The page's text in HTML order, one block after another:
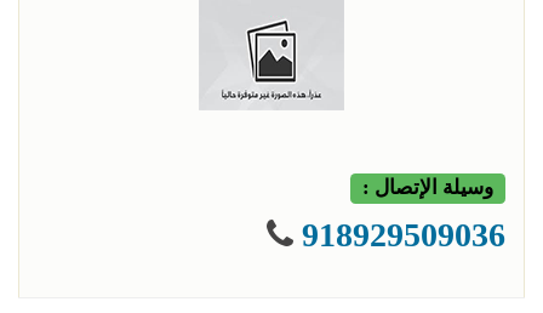
وسيلة الإتصال :
918929509036